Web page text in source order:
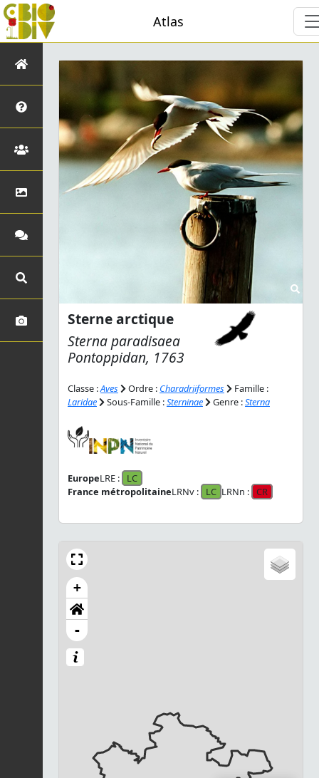
Atlas
Sterne arctique
Sterna paradisaea
Pontoppidan, 1763
Classe :Aves Ordre : Charadriiformes
Famille :
Laridae
Sous-Famille :Sterninae Genre :Sterna
EuropeLRE :
LC
France métropolitaineLRNv : LC LRNn : CR
+
-